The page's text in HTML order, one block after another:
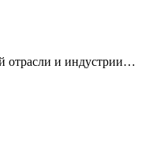
отрасли и индустрии…